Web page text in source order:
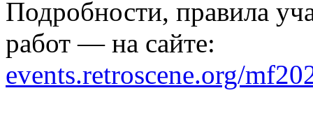
Подробности, правила
работ — на сайте:
events.retroscene.org/